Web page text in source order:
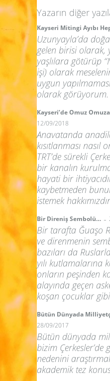
Yazarın diğer
Kayseri Mitingi Ayıbı
Uzunyayla’da
gelen birisi olarak,
yaşlılara götürüp
işi) olarak
uygun
olarak görüyorum.
Kayseri’de Omuz
12/09/2018
Anavatanda
kısıtlanması
TRT’de sürekli
bir kanalın
hayati bir
kaybetmeden
istemek
Bir Direniş Sembolü… -
Bir tarafta Ğuaşo
ve direnmenin
bazıları da
yılı kutlamalarına
onların peşinden
alayında geçen
koşan çocuklar
Bütün Dünyada
28/09/2017
Bütün dünyada
bizim Çerkesler’de
nedenini
akademik tez